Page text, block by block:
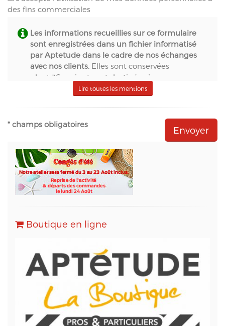
des fins commerciales
Les informations recueillies sur ce formulaire
sont enregistrées dans un fichier informatisé
par Aptetude dans le cadre de nos échanges
avec nos clients. Elles sont conservées
pendant 36 mois et sont destinées à :
- S.A.S. Aptetude (www.france-signaletique.com)
en qualité de propriétaire du site web et
récipiendaire des formulaires,
- Natural-net (www.natural-net.fr) en qualité
- Kiubi (www.kiubi.com) en qualité d'opérateur
technique du site web,
- OVH (www.ovh.com) en qualité d'hébergeur du
site web,
- Sarbacane (www.sarbacane.com) en tant que
d'Emailing, Newsletters, SMS, Emails
Transactionnels (SMTP) et pour le Marketing
Automation.
Conformément à la loi « informatique et libertés »,
vous pouvez exercer votre droit d'accès aux
données vous concernant et les faire rectifier en
contactant M. Christophe PATRY, responsable
technique web et des données informatiques, au
05 56 67 68 01 ou par mail sur info@aptetude.net.
Lire toutes les mentions
* champs obligatoires
Boutique en ligne